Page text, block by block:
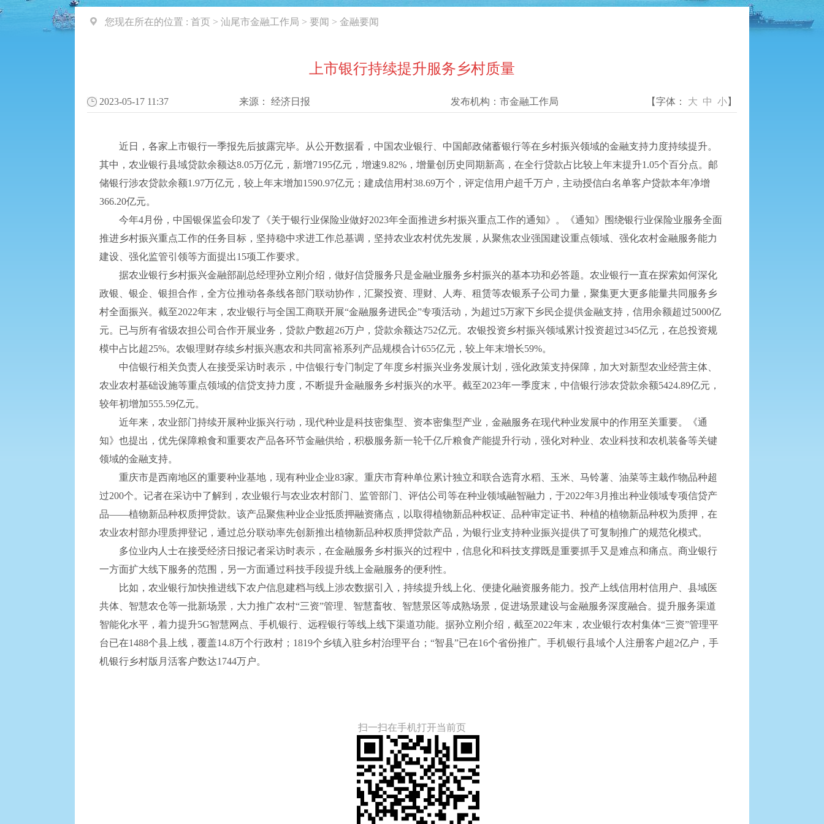
您现在所在的位置 : 首页 > 汕尾市金融工作局 > 要闻 > 金融要闻
上市银行持续提升服务乡村质量
2023-05-17 11:37 来源： 经济日报 发布机构： 市金融工作局 【字体： 大 中 小】
近日，各家上市银行一季报先后披露完毕。从公开数据看，中国农业银行、中国邮政储蓄银行等在乡村振兴领域的金融支持力度持续提升。
其中，农业银行县域贷款余额达8.05万亿元，新增7195亿元，增速9.82%，增量创历史同期新高，在全行贷款占比较上年末提升1.05个百分点。邮
储银行涉农贷款余额1.97万亿元，较上年末增加1590.97亿元；建成信用村38.69万个，评定信用户超千万户，主动授信白名单客户贷款本年净增
366.20亿元。
今年4月份，中国银保监会印发了《关于银行业保险业做好2023年全面推进乡村振兴重点工作的通知》。《通知》围绕银行业保险业服务全面
推进乡村振兴重点工作的任务目标，坚持稳中求进工作总基调，坚持农业农村优先发展，从聚焦农业强国建设重点领域、强化农村金融服务能力
建设、强化监管引领等方面提出15项工作要求。
据农业银行乡村振兴金融部副总经理孙立刚介绍，做好信贷服务只是金融业服务乡村振兴的基本功和必答题。农业银行一直在探索如何深化
政银、银企、银担合作，全方位推动各条线各部门联动协作，汇聚投资、理财、人寿、租赁等农银系子公司力量，聚集更大更多能量共同服务乡
村全面振兴。截至2022年末，农业银行与全国工商联开展“金融服务进民企”专项活动，为超过5万家下乡民企提供金融支持，信用余额超过5000亿
元。已与所有省级农担公司合作开展业务，贷款户数超26万户，贷款余额达752亿元。农银投资乡村振兴领域累计投资超过345亿元，在总投资规
模中占比超25%。农银理财存续乡村振兴惠农和共同富裕系列产品规模合计655亿元，较上年末增长59%。
中信银行相关负责人在接受采访时表示，中信银行专门制定了年度乡村振兴业务发展计划，强化政策支持保障，加大对新型农业经营主体、
农业农村基础设施等重点领域的信贷支持力度，不断提升金融服务乡村振兴的水平。截至2023年一季度末，中信银行涉农贷款余额5424.89亿元，
较年初增加555.59亿元。
近年来，农业部门持续开展种业振兴行动，现代种业是科技密集型、资本密集型产业，金融服务在现代种业发展中的作用至关重要。《通
知》也提出，优先保障粮食和重要农产品各环节金融供给，积极服务新一轮千亿斤粮食产能提升行动，强化对种业、农业科技和农机装备等关键
领域的金融支持。
重庆市是西南地区的重要种业基地，现有种业企业83家。重庆市育种单位累计独立和联合选育水稻、玉米、马铃薯、油菜等主栽作物品种超
过200个。记者在采访中了解到，农业银行与农业农村部门、监管部门、评估公司等在种业领域融智融力，于2022年3月推出种业领域专项信贷产
品——植物新品种权质押贷款。该产品聚焦种业企业抵质押融资痛点，以取得植物新品种权证、品种审定证书、种植的植物新品种权为质押，在
农业农村部办理质押登记，通过总分联动率先创新推出植物新品种权质押贷款产品，为银行业支持种业振兴提供了可复制推广的规范化模式。
多位业内人士在接受经济日报记者采访时表示，在金融服务乡村振兴的过程中，信息化和科技支撑既是重要抓手又是难点和痛点。商业银行
一方面扩大线下服务的范围，另一方面通过科技手段提升线上金融服务的便利性。
比如，农业银行加快推进线下农户信息建档与线上涉农数据引入，持续提升线上化、便捷化融资服务能力。投产上线信用村信用户、县域医
共体、智慧农仓等一批新场景，大力推广农村“三资”管理、智慧畜牧、智慧景区等成熟场景，促进场景建设与金融服务深度融合。提升服务渠道
智能化水平，着力提升5G智慧网点、手机银行、远程银行等线上线下渠道功能。据孙立刚介绍，截至2022年末，农业银行农村集体“三资”管理平
台已在1488个县上线，覆盖14.8万个行政村；1819个乡镇入驻乡村治理平台；“智县”已在16个省份推广。手机银行县域个人注册客户超2亿户，手
机银行乡村版月活客户数达1744万户。
扫一扫在手机打开当前页